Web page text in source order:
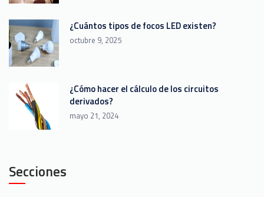
¿Cuántos tipos de focos LED existen?
octubre 9, 2025
¿Cómo hacer el cálculo de los circuitos
derivados?
mayo 21, 2024
Secciones